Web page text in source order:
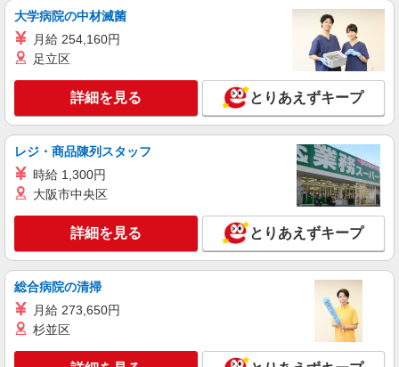
株式会社kotrio /●KY-H-1955936
≪膳所駅／看護助手≫子育て世代活躍中！働
きやすい環境♪
時給1550円〜2187円 ＜日払い有/週払い有/交
通費全支給(ガソリン代含む)＞
大津市内 最寄り駅：膳所
キープ 詳細を見る
派遣社員
株式会社kotrio /●KY-H-2093840
NEW
善は急げ≫≫≫履歴書不要＆面接なし！駅チ
カ病院で看護助手急募
時給1550円〜2187円 ＜日払い有/週払い有/交
詳細を見る
大学病院の中材滅菌
月給 254,160円
足立区
詳細を見る とりあえずキープ
レジ・商品陳列スタッフ
時給 1,300円
大阪市中央区
詳細を見る とりあえずキープ
総合病院の清掃
月給 273,650円
杉並区